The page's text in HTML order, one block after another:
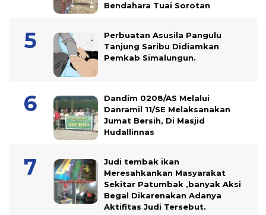
Bendahara Tuai Sorotan
Perbuatan Asusila Pangulu
Tanjung Saribu Didiamkan
Pemkab Simalungun.
Dandim 0208/AS Melalui
Danramil 11/SE Melaksanakan
Jumat Bersih, Di Masjid
Hudallinnas
Judi tembak ikan
Meresahkankan Masyarakat
Sekitar Patumbak ,banyak Aksi
Begal Dikarenakan Adanya
Aktifitas Judi Tersebut.